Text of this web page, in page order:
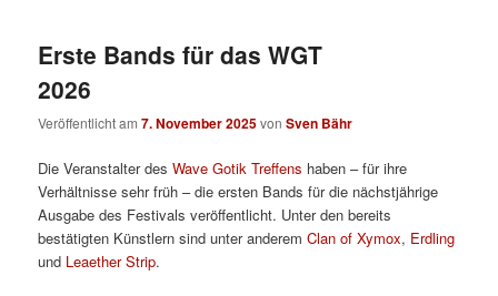
Erste Bands für das WGT
2026
Veröffentlicht am7. November 2025vonSven Bähr
Die Veranstalter desWave Gotik Treffens haben – für ihre
Verhältnisse sehr früh – die ersten Bands für die nächstjährige
Ausgabe des Festivals veröffentlicht. Unter den bereits
bestätigten Künstlern sind unter anderemClan of Xymox, Erdling
und Leaether Strip.